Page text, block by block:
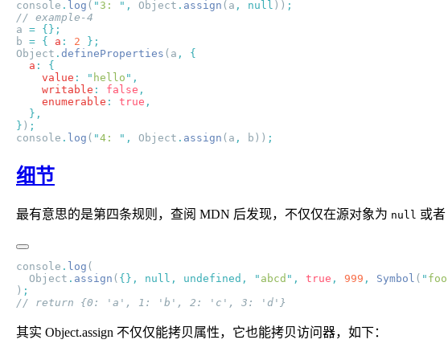
console . log ( " 3: " , Object . assign (a , null ))
a =
b = { a : 2
Object . defineProperties (a ,
  a
:
    value
: " hello "
    writable
: false
    enumerable
: true
} )
console . log ( "4: " , Object . assign (a , b))
细节
最有意思的是第四条规则，查阅 MDN 后发现，不仅仅在源对象为 null 或者
console . log
  Object
. assign ( {}, null , undefined , " abcd " , true , 999 , Symbol ( " foo
)
其实 Object.assign 不仅仅能拷贝属性，它也能拷贝访问器，如下：